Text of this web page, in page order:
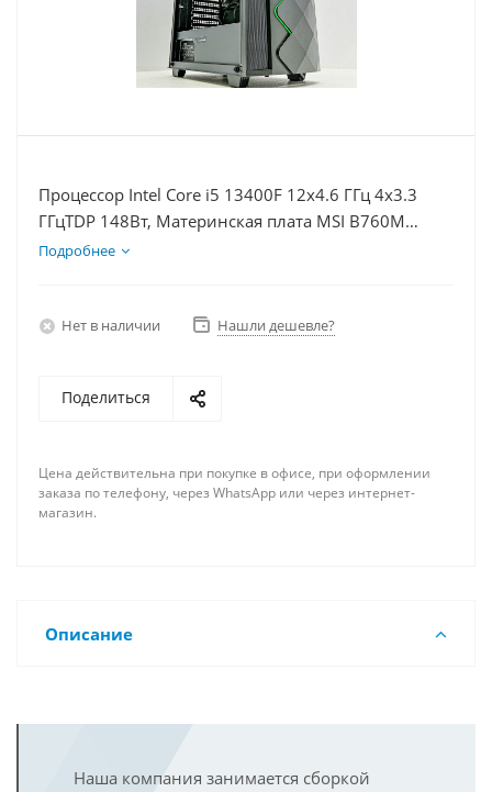
Процессор Intel Core i5 13400F 12x4.6 ГГц 4x3.3
ГГцTDP 148Вт, Материнская плата MSI B760M
BOMBER WIFI D5, Видеокарта RTX 4070TiS 16Гб,
Подробнее
Нет в наличии Нашли дешевле?
Поделиться
Цена действительна при покупке в офисе, при оформлении
заказа по телефону, через WhatsApp или через интернет-
магазин.
Описание
Наша компания занимается сборкой